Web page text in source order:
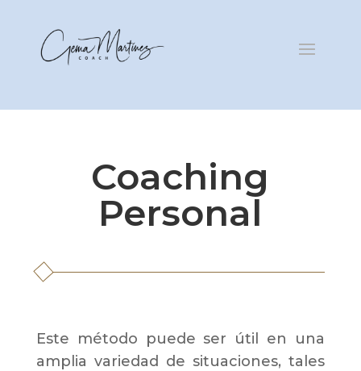
Coaching
Personal
Este método puede ser útil en una
amplia variedad de situaciones, tales